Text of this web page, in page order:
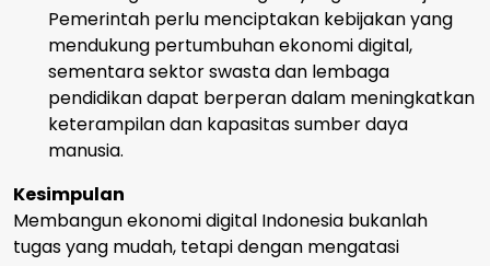
Pemerintah perlu menciptakan kebijakan yang
mendukung pertumbuhan ekonomi digital,
sementara sektor swasta dan lembaga
pendidikan dapat berperan dalam meningkatkan
keterampilan dan kapasitas sumber daya
manusia.
Kesimpulan
Membangun ekonomi digital Indonesia bukanlah
tugas yang mudah, tetapi dengan mengatasi